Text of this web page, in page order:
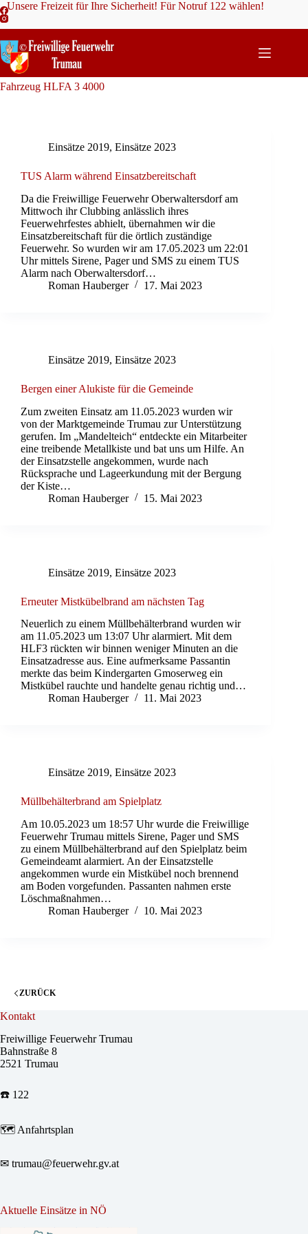
Zum
Inhalt
springen
Unsere Freizeit für Ihre Sicherheit! Für Notruf 122 wählen!
Fahrzeug HLFA 3 4000
Einsätze 2019, Einsätze 2023
TUS Alarm während Einsatzbereitschaft
Da die Freiwillige Feuerwehr Oberwaltersdorf am
Mittwoch ihr Clubbing anlässlich ihres
Feuerwehrfestes abhielt, übernahmen wir die
Einsatzbereitschaft für die örtlich zuständige
Feuerwehr. So wurden wir am 17.05.2023 um 22:01
Uhr mittels Sirene, Pager und SMS zu einem TUS
Alarm nach Oberwaltersdorf…
Roman Hauberger
17. Mai 2023
Einsätze 2019, Einsätze 2023
Bergen einer Alukiste für die Gemeinde
Zum zweiten Einsatz am 11.05.2023 wurden wir
von der Marktgemeinde Trumau zur Unterstützung
gerufen. Im „Mandelteich“ entdeckte ein Mitarbeiter
eine treibende Metallkiste und bat uns um Hilfe. An
der Einsatzstelle angekommen, wurde nach
Rücksprache und Lageerkundung mit der Bergung
der Kiste…
Roman Hauberger
15. Mai 2023
Einsätze 2019, Einsätze 2023
Erneuter Mistkübelbrand am nächsten Tag
Neuerlich zu einem Müllbehälterbrand wurden wir
am 11.05.2023 um 13:07 Uhr alarmiert. Mit dem
HLF3 rückten wir binnen weniger Minuten an die
Einsatzadresse aus. Eine aufmerksame Passantin
merkte das beim Kindergarten Gmoserweg ein
Mistkübel rauchte und handelte genau richtig und…
Roman Hauberger
11. Mai 2023
Einsätze 2019, Einsätze 2023
Müllbehälterbrand am Spielplatz
Am 10.05.2023 um 18:57 Uhr wurde die Freiwillige
Feuerwehr Trumau mittels Sirene, Pager und SMS
zu einem Müllbehälterbrand auf den Spielplatz beim
Gemeindeamt alarmiert. An der Einsatzstelle
angekommen wurde ein Mistkübel noch brennend
am Boden vorgefunden. Passanten nahmen erste
Löschmaßnahmen…
Roman Hauberger
10. Mai 2023
ZURÜCK
Kontakt
Freiwillige Feuerwehr Trumau
Bahnstraße 8
2521 Trumau
☎️ 122
🗺 Anfahrtsplan
✉ trumau@feuerwehr.gv.at
Aktuelle Einsätze in NÖ